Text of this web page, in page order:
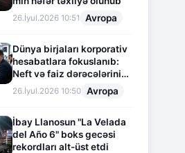
26.İyul.2026 10:51 Avropa
Dünya birjaları korporativ
hesabatlara fokuslanıb:
Neft və faiz dərəcələrinin
təsiri altında cari vəziyyət
26.İyul.2026 10:50 Avropa
İbay Llanosun "La Velada
del Año 6" boks gecəsi
rekordları alt-üst etdi